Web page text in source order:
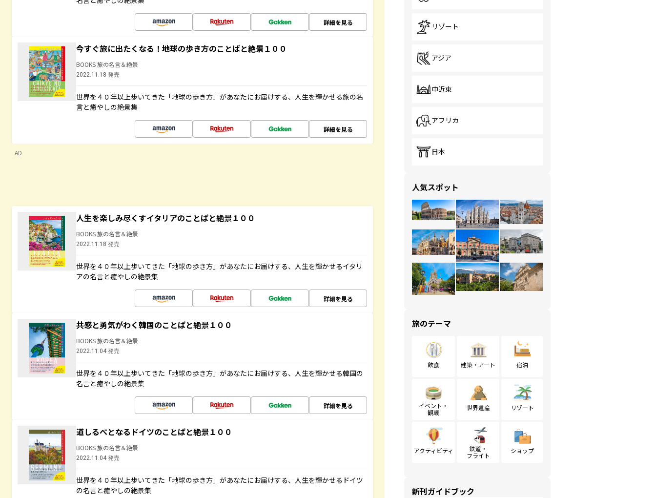
詳細を見る
今すぐ旅に出たくなる！地球の歩き方のことばと絶景１００
BOOKS 旅の名言＆絶景
2022.11.18 発売
世界を４０年以上歩いてきた「地球の歩き方」があなたにお届けする、人生を輝かせる旅の名
言と癒やしの絶景集
詳細を見る
AD
人生を楽しみ尽くすイタリアのことばと絶景１００
BOOKS 旅の名言＆絶景
2022.11.18 発売
世界を４０年以上歩いてきた「地球の歩き方」があなたにお届けする、人生を輝かせるイタリ
アの名言と癒やしの絶景集
詳細を見る
共感と勇気がわく韓国のことばと絶景１００
BOOKS 旅の名言＆絶景
2022.11.04 発売
世界を４０年以上歩いてきた「地球の歩き方」があなたにお届けする、人生を輝かせる韓国の
名言と癒やしの絶景集
詳細を見る
道しるべとなるドイツのことばと絶景１００
BOOKS 旅の名言＆絶景
2022.11.04 発売
世界を４０年以上歩いてきた「地球の歩き方」があなたにお届けする、人生を輝かせるドイツ
の名言と癒やしの絶景集
リゾート
アジア
中近東
アフリカ
日本
人気スポット
旅のテーマ
飲食 建築・アート 宿泊
イベント・
観戦
世界遺産 リゾート
アクティビティ
鉄道・
フライト
ショップ
新刊ガイドブック